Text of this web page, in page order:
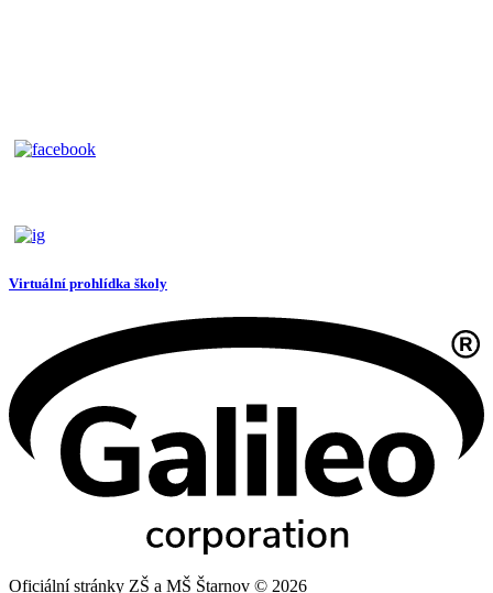
Virtuální prohlídka školy
Oficiální stránky ZŠ a MŠ Štarnov © 2026